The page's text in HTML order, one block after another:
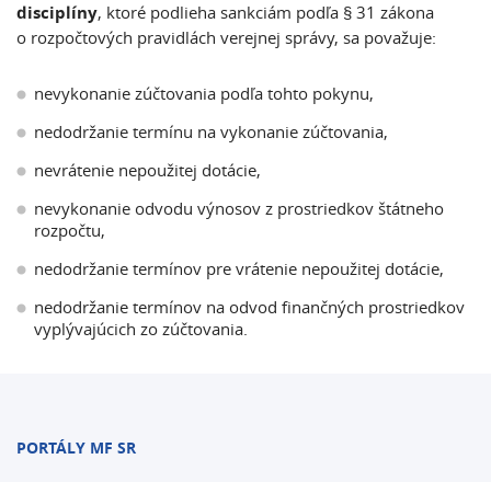
disciplíny, ktoré podlieha sankciám podľa § 31 zákona
o rozpočtových pravidlách verejnej správy, sa považuje:
nevykonanie zúčtovania podľa tohto pokynu,
nedodržanie termínu na vykonanie zúčtovania,
nevrátenie nepoužitej dotácie,
nevykonanie odvodu výnosov z prostriedkov štátneho
rozpočtu,
nedodržanie termínov pre vrátenie nepoužitej dotácie,
nedodržanie termínov na odvod finančných prostriedkov
vyplývajúcich zo zúčtovania.
PORTÁLY MF SR